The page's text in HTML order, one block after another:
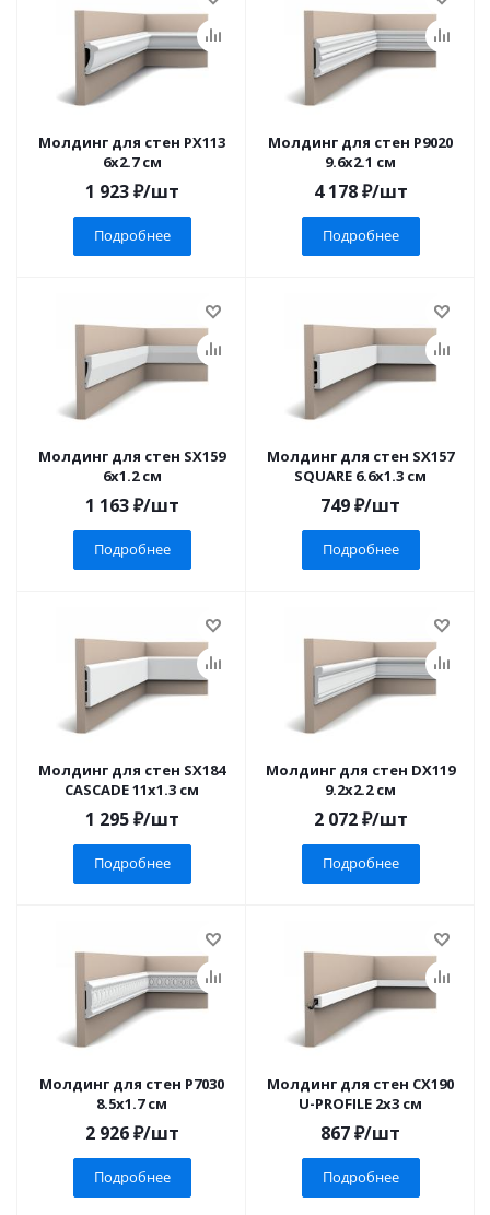
Молдинг для стен PX113
6x2.7 см
1 923₽/шт
Подробнее
Молдинг для стен P9020
9.6x2.1 см
4 178₽/шт
Подробнее
Молдинг для стен SX159
6x1.2 см
1 163₽/шт
Подробнее
Молдинг для стен SX157
SQUARE 6.6x1.3 см
749₽/шт
Подробнее
Молдинг для стен SX184
CASCADE 11x1.3 см
1 295₽/шт
Подробнее
Молдинг для стен DX119
9.2x2.2 см
2 072₽/шт
Подробнее
Молдинг для стен P7030
8.5x1.7 см
2 926₽/шт
Подробнее
Молдинг для стен CX190
U-PROFILE 2x3 см
867₽/шт
Подробнее